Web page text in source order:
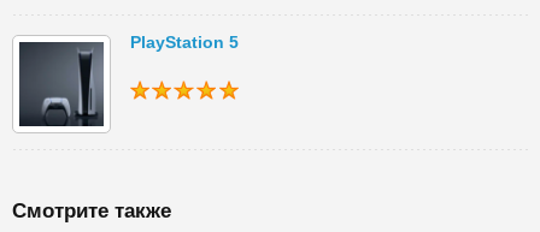
PlayStation 5
Смотрите также